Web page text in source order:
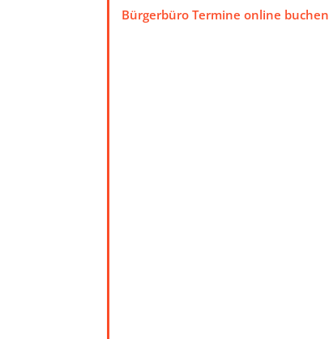
Bürgerbüro Termine online buchen